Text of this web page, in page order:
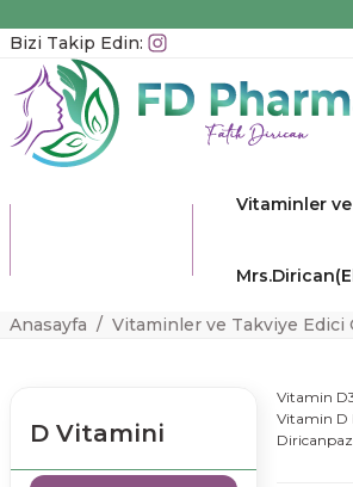
Bizi Takip Edin:
Vitaminler
Anasayfa Vitaminler ve Takviye Edici
D Vitamini
Vitamin
Vitamin D